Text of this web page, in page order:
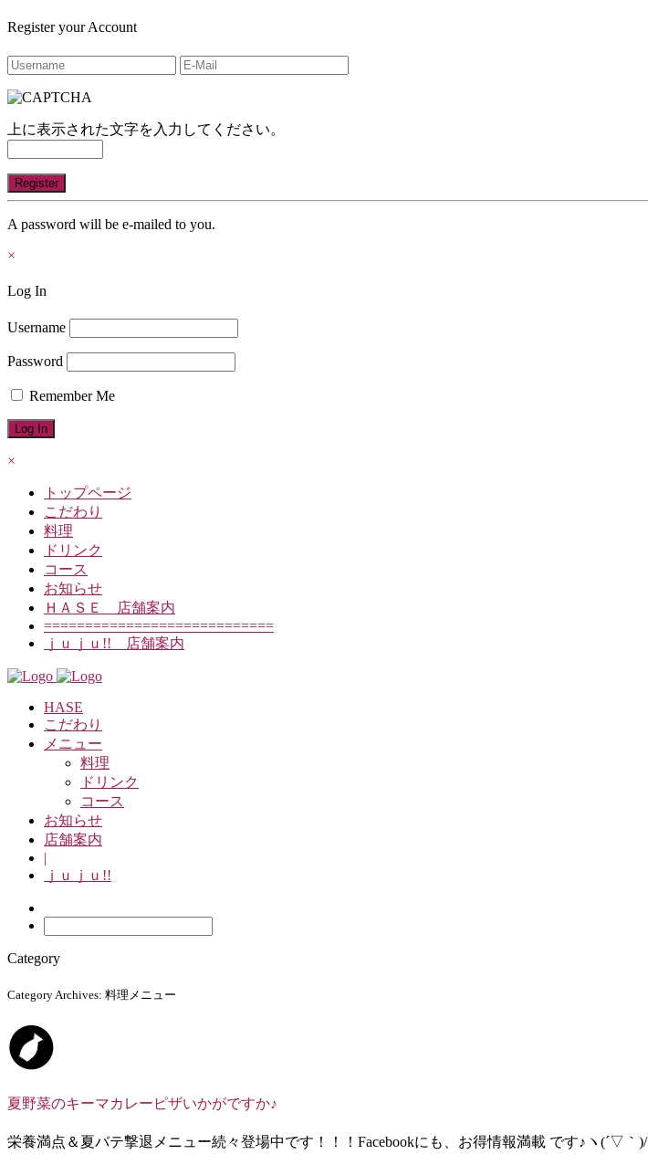
Register your Account
上に表示された文字を入力してください。
A password will be e-mailed to you.
×
Log In
Username
Password
Remember Me
×
トップページ
こだわり
料理
ドリンク
コース
お知らせ
ＨＡＳＥ 店舗案内
============================
ｊｕｊｕ!! 店舗案内
HASE
こだわり
メニュー
料理
ドリンク
コース
お知らせ
店舗案内
|
ｊｕｊｕ!!
Category
Category Archives: 料理メニュー
夏野菜のキーマカレーピザいかがですか♪
栄養満点＆夏バテ撃退メニュー続々登場中です！！！Facebookにも、お得情報満載 です♪ヽ(´▽｀)/